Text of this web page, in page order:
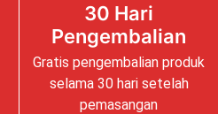
30 Hari
Pengembalian
Gratis pengembalian produk
selama 30 hari setelah
pemasangan